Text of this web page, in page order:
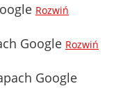
Rozwiń
Google Rozwiń
Google